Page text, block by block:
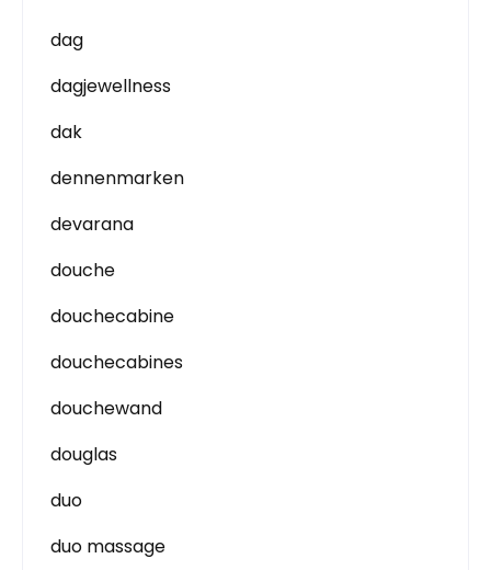
dag
dagjewellness
dak
dennenmarken
devarana
douche
douchecabine
douchecabines
douchewand
douglas
duo
duo massage